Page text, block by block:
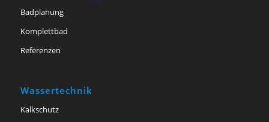
Badplanung
Komplettbad
Referenzen
Wassertechnik
Kalkschutz